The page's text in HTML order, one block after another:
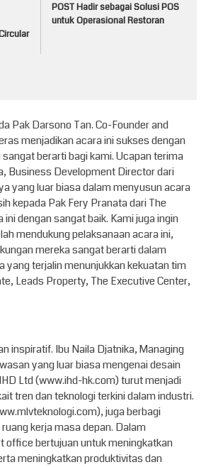
POST Hadir sebagai Solusi POS
untuk Operasional Restoran
Pak Darsono Tan. Co-Founder and
menjadikan acara ini sukses dengan
berarti bagi kami. Ucapan terima
Business Development Director dari
yang luar biasa dalam menyusun acara
kepada Pak Fery Pranata dari The
dengan sangat baik. Kami juga ingin
mendukung pelaksanaan acara ini,
mereka sangat berarti dalam
yang terjalin menunjukkan kekuatan tim
Leads Property, The Executive Center,
inspiratif. Ibu Naila Djatnika, Managing
yang luar biasa mengenai desain
Ltd (www.ihd-hk.com) turut menjadi
tren dan teknologi terkini dalam industri.
juga berbagi
kerja masa depan. Dalam
office bertujuan untuk meningkatkan
meningkatkan produktivitas dan